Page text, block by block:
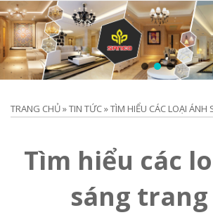
TRANG CHỦ»TIN TỨC»TÌM HIỂU CÁC LOẠI ÁNH
Tìm hiểu các
sáng